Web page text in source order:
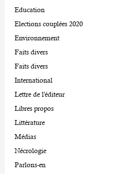
Education
Elections couplées 2020
Environnement
Faits divers
Faits divers
International
Lettre de l'éditeur
Libres propos
Littérature
Médias
Nécrologie
Parlons-en